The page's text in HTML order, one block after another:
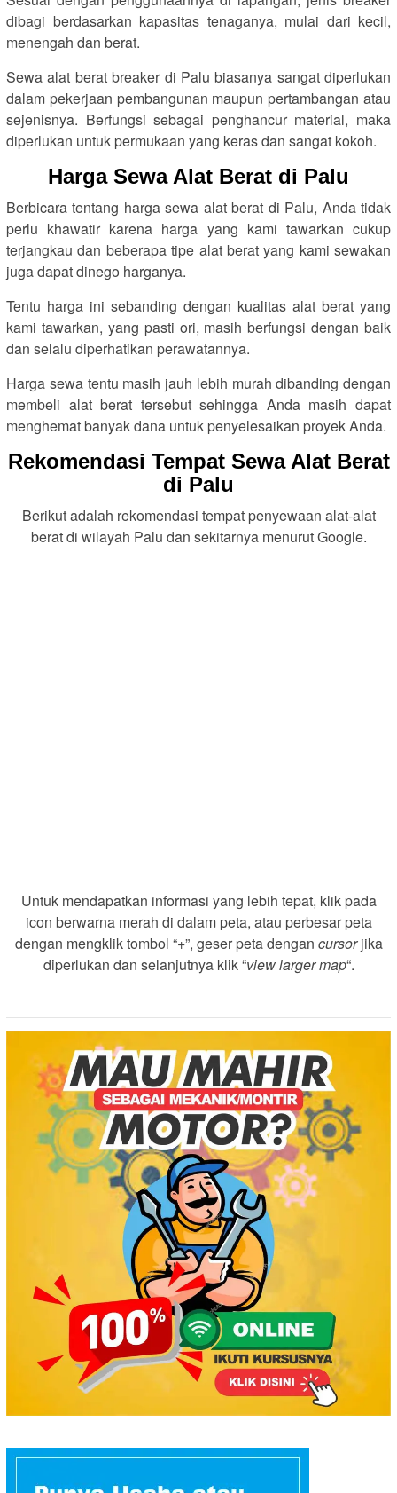
dibagi berdasarkan kapasitas tenaganya, mulai dari kecil,
menengah dan berat.
Sewa alat berat breaker di Palu biasanya sangat diperlukan
dalam pekerjaan pembangunan maupun pertambangan atau
sejenisnya. Berfungsi sebagai penghancur material, maka
diperlukan untuk permukaan yang keras dan sangat kokoh.
Harga Sewa Alat Berat di Palu
Berbicara tentang harga sewa alat berat di Palu, Anda tidak
perlu khawatir karena harga yang kami tawarkan cukup
terjangkau dan beberapa tipe alat berat yang kami sewakan
juga dapat dinego harganya.
Tentu harga ini sebanding dengan kualitas alat berat yang
kami tawarkan, yang pasti ori, masih berfungsi dengan baik
dan selalu diperhatikan perawatannya.
Harga sewa tentu masih jauh lebih murah dibanding dengan
membeli alat berat tersebut sehingga Anda masih dapat
menghemat banyak dana untuk penyelesaikan proyek Anda.
Rekomendasi Tempat Sewa Alat Berat
di Palu
Berikut adalah rekomendasi tempat penyewaan alat-alat
berat di wilayah Palu dan sekitarnya menurut Google.
Untuk mendapatkan informasi yang lebih tepat, klik pada
icon berwarna merah di dalam peta, atau perbesar peta
dengan mengklik tombol “+”, geser peta dengan cursorjika
diperlukan dan selanjutnya klik “view larger map“.